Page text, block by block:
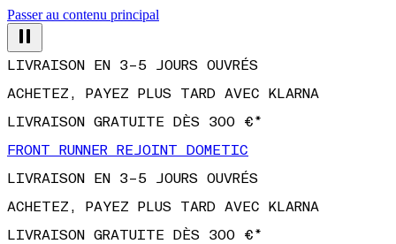
Passer au contenu principal
LIVRAISON EN 3–5 JOURS OUVRÉS
ACHETEZ, PAYEZ PLUS TARD AVEC KLARNA
LIVRAISON GRATUITE DÈS 300 €*
FRONT RUNNER REJOINT DOMETIC
LIVRAISON EN 3–5 JOURS OUVRÉS
ACHETEZ, PAYEZ PLUS TARD AVEC KLARNA
LIVRAISON GRATUITE DÈS 300 €*